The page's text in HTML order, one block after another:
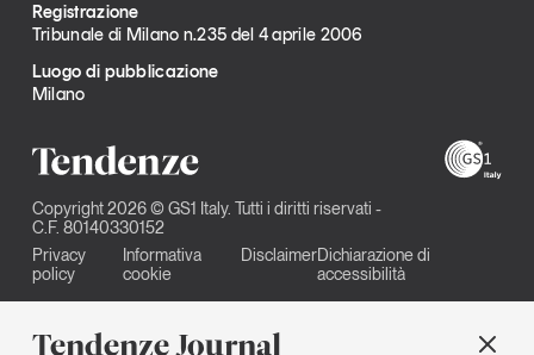
Tendenze Journal
Registrazione
Tribunale di Milano n.235 del 4 aprile 2006
Luogo di pubblicazione
Milano
Copyright 2026 © GS1 Italy. Tutti i diritti riservati -
C.F. 80140330152
Privacy
policy
Informativa
cookie
DisclaimerDichiarazione di
accessibilità